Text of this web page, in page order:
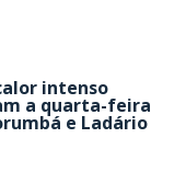
intenso
a quarta-feira
e Ladário